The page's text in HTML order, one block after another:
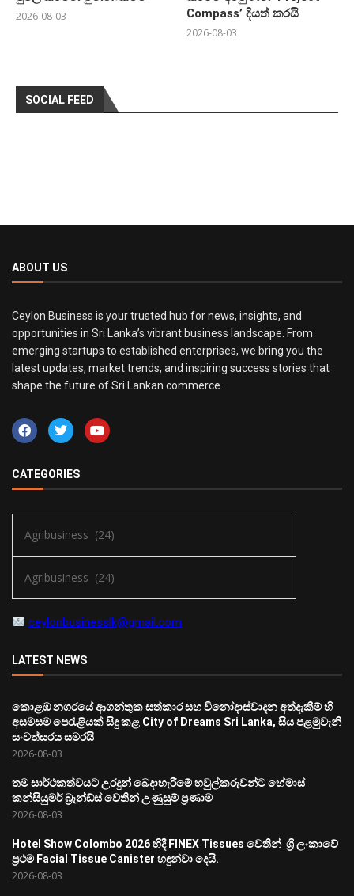
2026-08-03
Compass’ දියත් කරයි
2026-08-03
SOCIAL FEED
ABOUT US
Ceylon Business is your trusted hub for news, insights, and
opportunities in Sri Lanka’s vibrant business landscape. From
emerging startups to established enterprises, we bring you the
latest updates, market trends, and inspiring success stories that
shape the future of Sri Lankan commerce.
CATEGORIES
ceylonbusinesslk@gmail.com
LATEST NEWS
කොළඹ නගරයේ ආගන්තුක සත්කාර සහ විනෝදාස්වාදන අත්දැකීම් හි
අසමසම පෙරැළියක් සිදු කළ City of Dreams Sri Lanka, සිය පළමුවැනි
සංවත්සරය සමරයි
2026-08-03
තම සාර්ථකත්වයට උරදුන් බෙදාහැරීමේ හවුල්කරුවන්ට හේමාස්
කන්සියුමර් බ්‍රෑන්ඩ්ස් වෙතින් උණුසුම් ප්‍රණාම
2026-08-03
Hotel Show Colombo 2026 හිදී FINEX Tissues වෙතින් ශ්‍රී ලංකාවේ
ප්‍රථම Facial Tissue Canister හඳුන්වා දෙයි.
2026-08-03